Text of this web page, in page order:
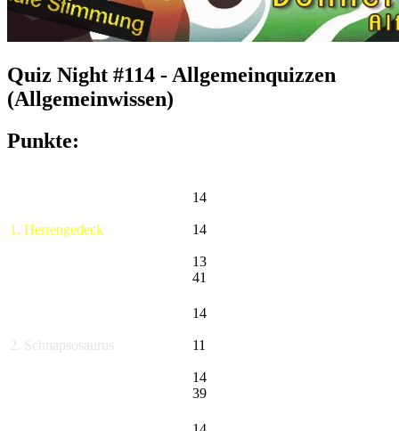
Quiz Night #114 - Allgemeinquizzen
(Allgemeinwissen)
Punkte:
1. Herrengedeck
14
14
13
41
2. Schnapsosaurus
14
11
14
39